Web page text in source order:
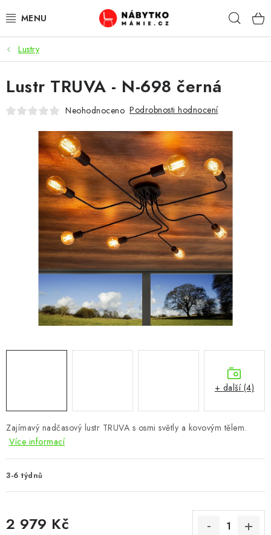
na
OBÝVACÍ POKOJ
KUCHYŇ A JÍDELNA
LOŽNICE
DĚTSKÝ POKOJ
KANCELÁŘ / PRACOVNA
KOUPELNA A WC
PŘEDSÍŇ
CHOVATELSKÉ POTŘEBY
DOPLŇKY A DEKORACE
VÝPRODEJ
Kontakty
Lustry
Zajímavý nadčasový lustr TRUVA s osmi světly a kovovým tělem.
Více informací
3-6 týdnů
2 979 Kč
Lustr TRUVA - N-698 černá
Neohodnoceno Podrobnosti hodnocení
+ další (4)